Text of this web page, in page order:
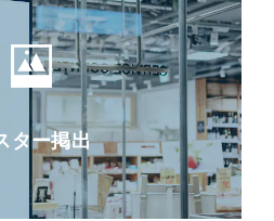
ター掲出